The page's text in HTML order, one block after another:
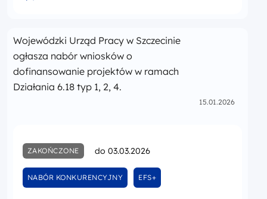
Wojewódzki Urząd Pracy w Szczecinie
ogłasza nabór wniosków o
dofinansowanie projektów w ramach
Działania 6.18 typ 1, 2, 4.
15.01.2026
ZAKOŃCZONE do 03.03.2026
NABÓR KONKURENCYJNY EFS+